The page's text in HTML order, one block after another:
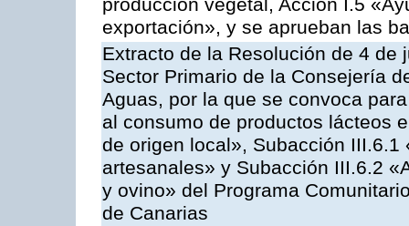
producción vegetal, Acción I.5
exportación», y se aprueban las
Extracto de la Resolución de 4
Sector Primario de la Consejería
Aguas, por la que se convoca
al consumo de productos lácteos
de origen local», Subacción
artesanales» y Subacción III.6.2
y ovino» del Programa
de Canarias